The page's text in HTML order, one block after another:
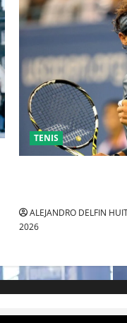
TENIS
ALEJANDRO DELFIN
2026